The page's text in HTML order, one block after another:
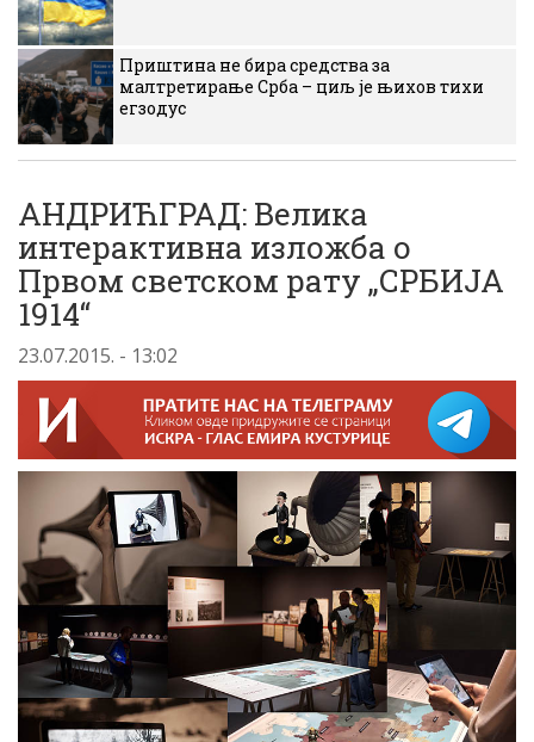
Приштина не бира средства за
малтретирање Срба – циљ је њихов тихи
егзодус
АНДРИЋГРАД: Велика
интерактивна изложба о
Првом светском рату „СРБИЈА
1914“
23.07.2015. - 13:02